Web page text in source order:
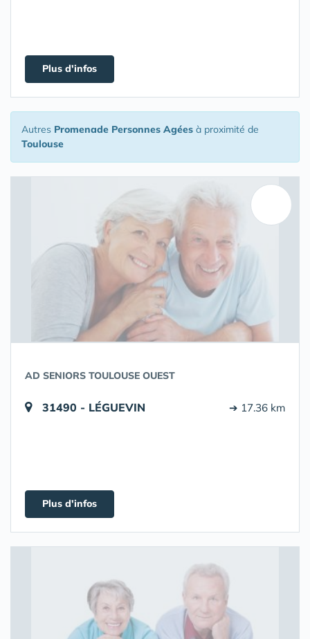
Plus d'infos
Autres Promenade Personnes Agées à proximité de
Toulouse
AD SENIORS TOULOUSE OUEST
31490 - LÉGUEVIN ➔ 17.36 km
Plus d'infos